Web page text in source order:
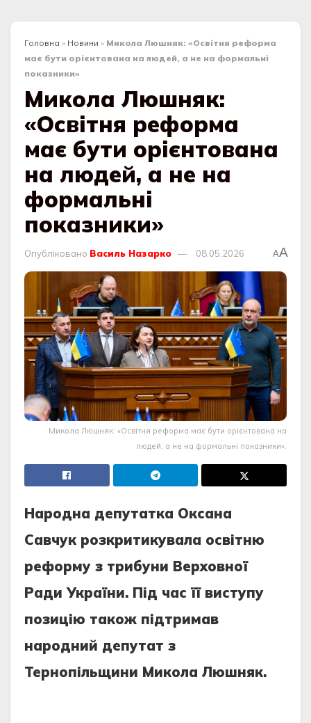
Головна » Новини » Микола Люшняк: «Освітня реформа
має бути орієнтована на людей, а не на формальні
показники»
Микола Люшняк:
«Освітня реформа
має бути орієнтована
на людей, а не на
формальні
показники»
Опубліковано Василь Назарко 08.05.2026 AA
Микола Люшняк: «Освітня реформа має бути орієнтована на
людей, а не на формальні показники».
Народна депутатка Оксана
Савчук розкритикувала освітню
реформу з трибуни Верховної
Ради України. Під час її виступу
позицію також підтримав
народний депутат з
Тернопільщини Микола Люшняк.